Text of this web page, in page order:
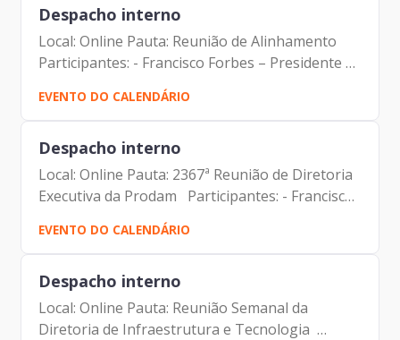
Despacho interno
Local: Online Pauta: Reunião de Alinhamento
Participantes: - Francisco Forbes – Presidente |
Prodam-SP - André Tomiatto de Oliveira -
Assessor da Presidência | Prodam-SP - Gustavo
Guedes...
EVENTO DO CALENDÁRIO
Despacho interno
Local: Online Pauta: 2367ª Reunião de Diretoria
Executiva da Prodam Participantes: - Francisco
Forbes – Presidente | Prodam-SP - André
Tomiatto - Assessor da Presidência | Prodam-
SP - ⁠Tatiana...
EVENTO DO CALENDÁRIO
Despacho interno
Local: Online Pauta: Reunião Semanal da
Diretoria de Infraestrutura e Tecnologia